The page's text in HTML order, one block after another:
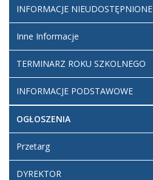
14:45
INFORMACJE NIEUDOSTĘPNIONE
Inne Informacje
TERMINARZ ROKU SZKOLNEGO
INFORMACJE PODSTAWOWE
OGŁOSZENIA
Przetarg
DYREKTOR